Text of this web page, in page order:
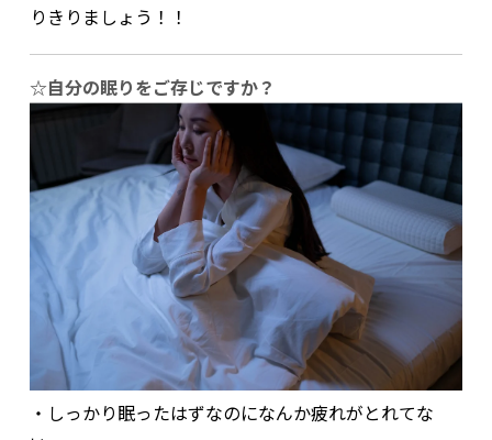
りきりましょう！！
☆自分の眠りをご存じですか？
・しっかり眠ったはずなのになんか疲れがとれてな